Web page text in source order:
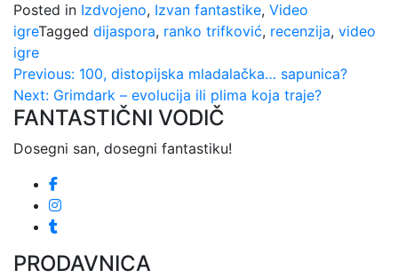
Posted in Izdvojeno, Izvan fantastike, Video
igreTagged dijaspora, ranko trifković, recenzija, video
igre
Kretanje
članka
Previous: 100, distopijska mladalačka… sapunica?
Next: Grimdark – evolucija ili plima koja traje?
FANTASTIČNI VODIČ
Dosegni san, dosegni fantastiku!
PRODAVNICA